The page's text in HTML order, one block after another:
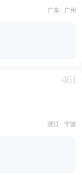
广东 · 广州
461
浙江 · 宁波